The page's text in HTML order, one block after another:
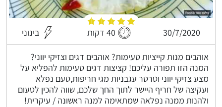
30/7/2020 40 דקות בינוני
אוהבים מנות קייציות טעימות? אוהבים דגים וצזיקי יווני?
המנה הזו תפורה עליכם! קציצות דגים טעימות להפליא על
מצע צזיקי יווני וטרטר עגבניות מגי חריפות,טעם נפלא
ועקיצה של חריף היישר לתוך החך שלכם, שווה להכין לטעום
ולהנות ממנה נפלאה שמתאימה למנה ראשונה / עיקרית!